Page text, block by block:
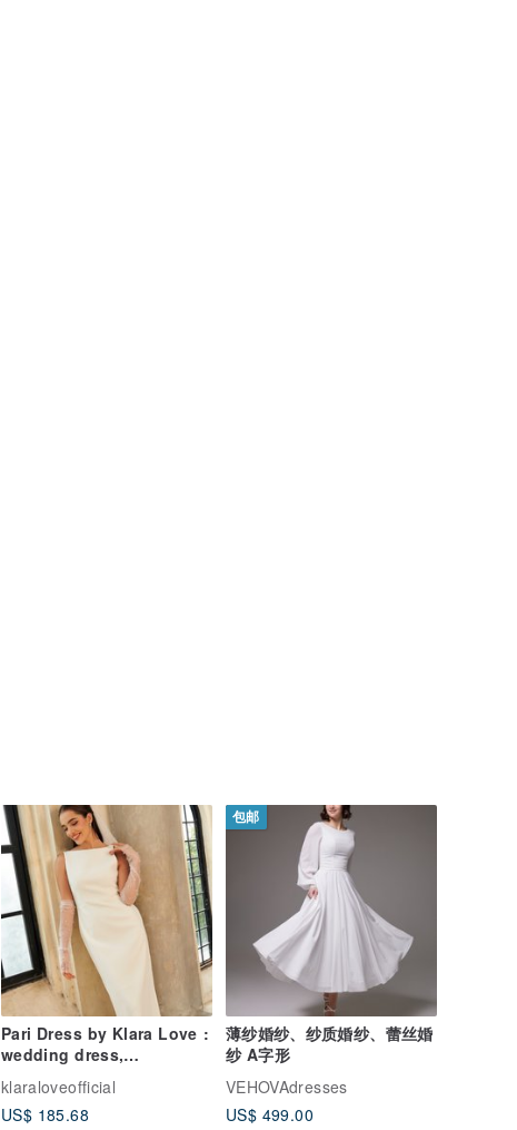
Pari Dress by Klara Love :
wedding dress,
prewedding dress
klaraloveofficial
US$ 185.68
包邮
薄纱婚纱、纱质婚纱、蕾丝婚
纱 A字形
VEHOVAdresses
US$ 499.00